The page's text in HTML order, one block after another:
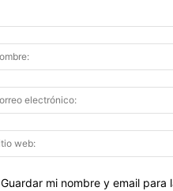
Guardar mi nombre y email